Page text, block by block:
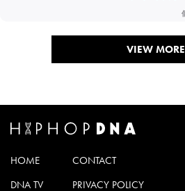
VIEW MORE
HOME
DNA TV
CONTACT
PRIVACY POLICY